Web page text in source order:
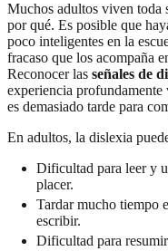
Muchos adultos viven toda
por qué. Es posible que
poco inteligentes en la
fracaso que los acompaña
Reconocer las señales de
experiencia
es demasiado tarde para
En adultos, la dislexia
Dificultad para leer y
placer.
Tardar mucho tiempo
escribir.
Dificultad para